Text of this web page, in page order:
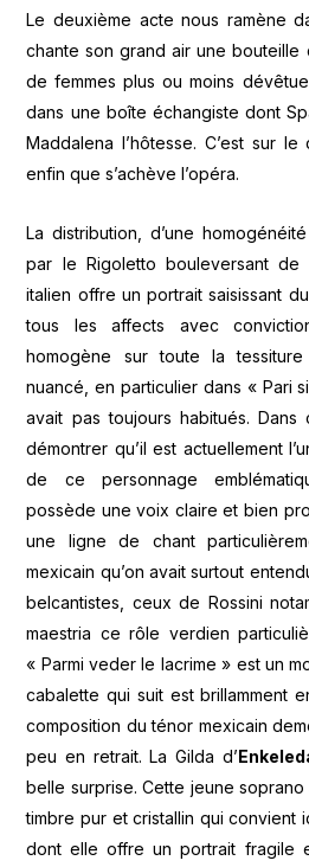
Le deuxième acte nous ramène
chante son grand air une bouteille
de femmes plus ou moins
dans une boîte échangiste dont
Maddalena l’hôtesse. C’est sur
enfin que s’achève l’opéra.
La distribution, d’une
par le Rigoletto bouleversant de
italien offre un portrait saisissant
tous les affects avec
homogène sur toute la
nuancé, en particulier dans « Pari
avait pas toujours habitués.
démontrer qu’il est actuellement
de ce personnage
possède une voix claire et bien
une ligne de chant
mexicain qu’on avait surtout
belcantistes, ceux de Rossini
maestria ce rôle verdien
« Parmi veder le lacrime » est un
cabalette qui suit est brillamment
composition du ténor mexicain
peu en retrait. La Gilda d’
belle surprise. Cette jeune
timbre pur et cristallin qui convient
dont elle offre un portrait fragile